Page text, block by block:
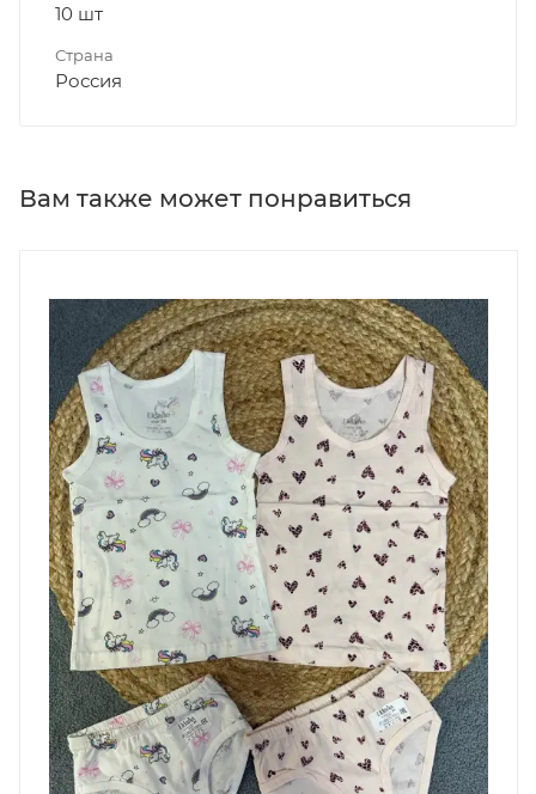
10 шт
Страна
Россия
Вам также может понравиться